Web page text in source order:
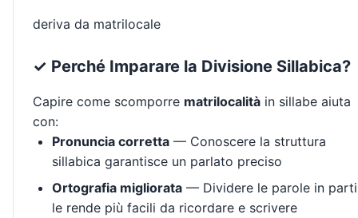
deriva da matrilocale
✓ Perché Imparare la Divisione Sillabica?
Capire come scomporre matrilocalità in sillabe aiuta
con:
Pronuncia corretta — Conoscere la struttura
sillabica garantisce un parlato preciso
Ortografia migliorata — Dividere le parole in parti
le rende più facili da ricordare e scrivere